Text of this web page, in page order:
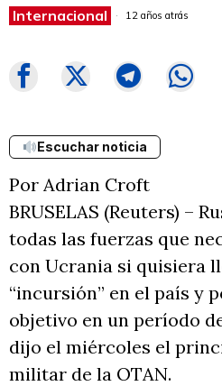
Internacional 12 años atrás
Escuchar noticia
Por Adrian Croft
BRUSELAS (Reuters) –
todas las fuerzas que
con Ucrania si quisiera
“incursión” en el país y
objetivo en un período
dijo el miércoles el
militar de la OTAN.